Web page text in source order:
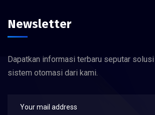
Newsletter
Dapatkan informasi terbaru seputar solusi
sistem otomasi dari kami.